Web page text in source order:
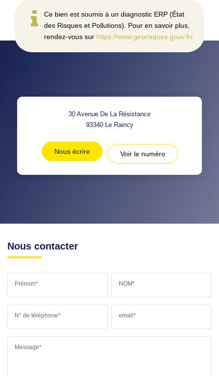
Ce bien est soumis à un diagnostic ERP (État
des Risques et Pollutions). Pour en savoir plus,
rendez-vous sur https://www.georisques.gouv.fr/
30 Avenue De La Résistance
93340 Le Raincy
Nous écrire Voir le numéro
Nous contacter
Prénom* NOM*
N° de téléphone* email*
Message*